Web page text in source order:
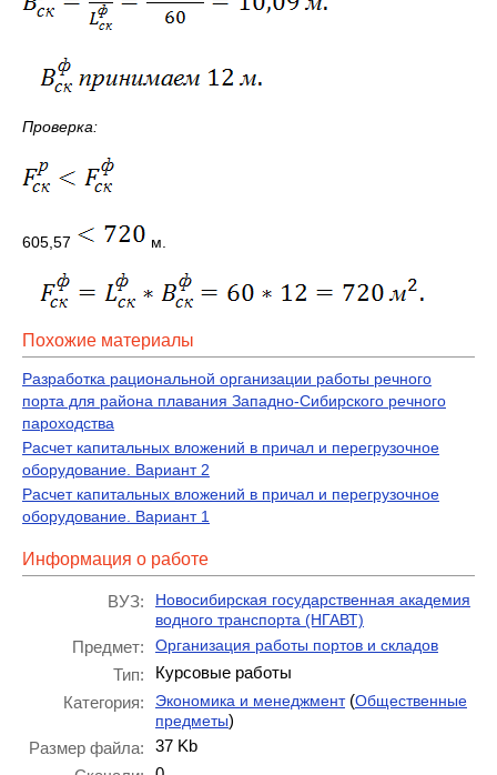
Проверка:
605,57 м.
Похожие материалы
Разработка рациональной организации работы речного
порта для района плавания Западно-Сибирского речного
пароходства
Расчет капитальных вложений в причал и перегрузочное
оборудование. Вариант 2
Расчет капитальных вложений в причал и перегрузочное
оборудование. Вариант 1
Информация о работе
ВУЗ:
Новосибирская государственная академия
водного транспорта (НГАВТ)
Предмет: Организация работы портов и складов
Тип:
Курсовые работы
Категория:
Экономика и менеджмент(Общественные
предметы)
Размер файла:
37 Kb